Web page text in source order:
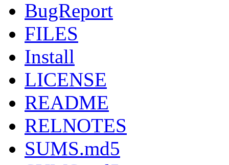
BugReport
FILES
Install
LICENSE
README
RELNOTES
SUMS.md5